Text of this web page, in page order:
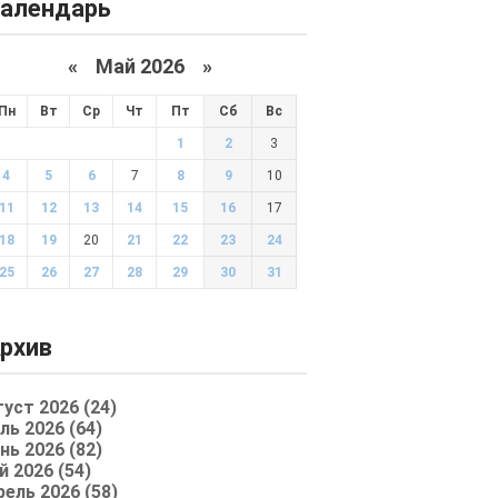
« Май 2026 »
Пн Вт Ср Чт Пт Сб Вс
1 2 3
4 5 6 7 8 9 10
11 12 13 14 15 16 17
18 19 20 21 22 23 24
25 26 27 28 29 30 31
2026 (24)
2026 (64)
2026 (82)
2026 (54)
2026 (58)